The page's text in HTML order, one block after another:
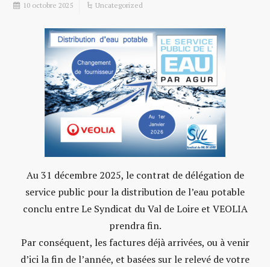
10 octobre 2025 Uncategorized
Au 31 décembre 2025, le contrat de délégation de
service public pour la distribution de l’eau potable
conclu entre Le Syndicat du Val de Loire et VEOLIA
prendra fin.
Par conséquent, les factures déjà arrivées, ou à venir
d’ici la fin de l’année, et basées sur le relevé de votre